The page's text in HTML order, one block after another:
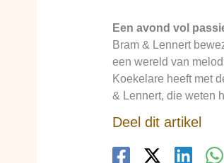
Een avond vol
Bram & Lennert
een wereld van
Koekelare heeft met
& Lennert, die weten
Deel dit artikel